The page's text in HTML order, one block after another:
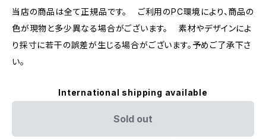
当店の商品は全て正規品です。 ご利用のPC環境により、商品の
色が現物と多少異なる場合がございます。 素材やデザインによ
り採寸に若干の誤差が生じる場合がございます。予めご了承下さ
い。
International shipping available
Sold out